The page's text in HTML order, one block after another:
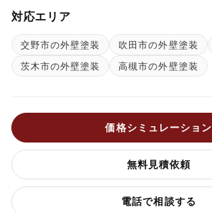
対応エリア
交野市の外壁塗装 吹田市の外壁塗装
茨木市の外壁塗装
高槻市の外壁塗装
価格シミュレーション
無料見積依頼
電話で相談する